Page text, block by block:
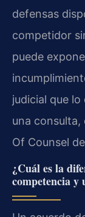
defensas
competidor
puede
judicial que lo
una consulta,
Of Counsel
¿Cuál es la
competencia y